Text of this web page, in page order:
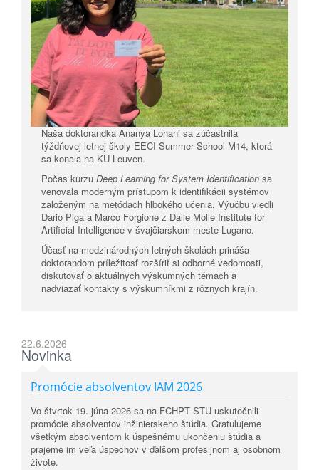
Naša doktorandka Ananya Lohani sa zúčastnila
týždňovej letnej školy EECI Summer School M14, ktorá
sa konala na KU Leuven.
Počas kurzu Deep Learning for System Identification sa
venovala moderným prístupom k identifikácii systémov
založeným na metódach hlbokého učenia. Výučbu viedli
Dario Piga a Marco Forgione z Dalle Molle Institute for
Artificial Intelligence v švajčiarskom meste Lugano.
Účasť na medzinárodných letných školách prináša
doktorandom príležitosť rozšíriť si odborné vedomosti,
diskutovať o aktuálnych výskumných témach a
nadviazať kontakty s výskumníkmi z rôznych krajín.
22.6.2026
Novinka
Promócie absolventov IAM 2026
Vo štvrtok 19. júna 2026 sa na FCHPT STU uskutočnili
promócie absolventov inžinierskeho štúdia. Gratulujeme
všetkým absolventom k úspešnému ukončeniu štúdia a
prajeme im veľa úspechov v ďalšom profesijnom aj osobnom
živote.